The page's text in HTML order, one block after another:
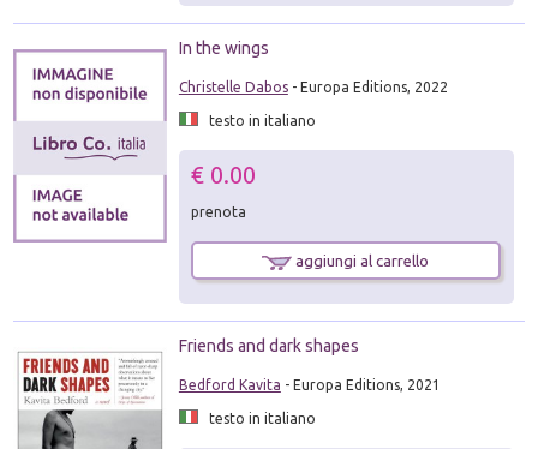
In the wings
Christelle Dabos- Europa Editions, 2022
testo in italiano
€ 0.00
prenota
aggiungi al carrello
Friends and dark shapes
Bedford Kavita - Europa Editions, 2021
testo in italiano